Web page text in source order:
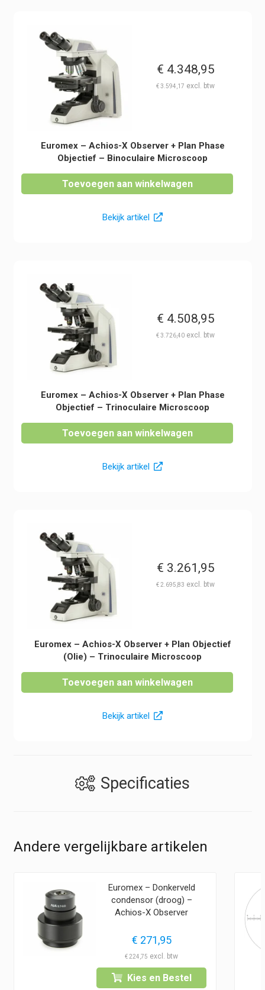
€ 4.348,95
€3.594,17
Euromex – Achios-X Observer + Plan Phase
Objectief – Binoculaire Microscoop
Toevoegen aan winkelwagen
Bekijk artikel
€ 4.508,95
€3.726,40
Euromex – Achios-X Observer + Plan Phase
Objectief – Trinoculaire Microscoop
Toevoegen aan winkelwagen
Bekijk artikel
€ 3.261,95
€2.695,83
Euromex – Achios-X Observer + Plan Objectief
(Olie) – Trinoculaire Microscoop
Toevoegen aan winkelwagen
Bekijk artikel
Specificaties
Andere vergelijkbare artikelen
Euromex – Donkerveld
condensor (droog) –
Achios-X Observer
€ 271,95
€224,75
Kies en Bestel